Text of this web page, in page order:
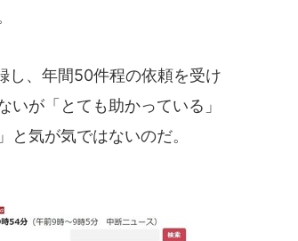
し、年間50件程の依頼を受け
が「とても助かっている」
気が気ではないのだ。